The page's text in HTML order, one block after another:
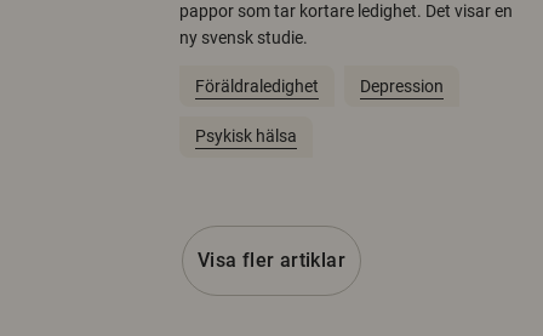
pappor som tar kortare ledighet. Det visar en
ny svensk studie.
Föräldraledighet Depression
Psykisk hälsa
Visa fler artiklar